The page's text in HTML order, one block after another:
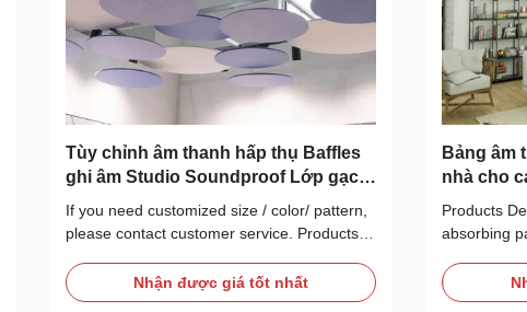
Tùy chỉnh âm thanh hấp thụ Baffles
ghi âm Studio Soundproof Lớp gạch
trần
If you need customized size / color/ pattern,
please contact customer service. Products
design flexibility with MQ 3D polyester fiber
acoustic tiles, a modular acoustic wall panel
Nhận được giá tốt nhất
Bảng âm
nhà cho
đại
Products
absorbing
recycled
material
are